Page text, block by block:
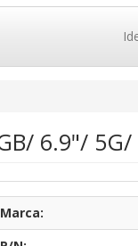
6.9"/
Marca: